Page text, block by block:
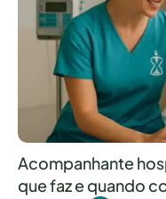
Acompanhante
que faz e quando